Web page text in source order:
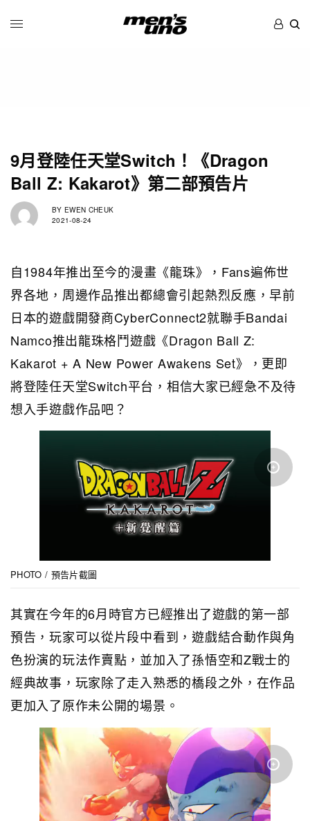
9月登陸任天堂Switch！《Dragon
Ball Z: Kakarot》第二部預告片
BY EWEN CHEUK
2021-08-24
自1984年推出至今的漫畫《龍珠》，Fans遍佈世
界各地，周邊作品推出都總會引起熱烈反應，早前
日本的遊戲開發商CyberConnect2就聯手Bandai
Namco推出龍珠格鬥遊戲《Dragon Ball Z:
Kakarot + A New Power Awakens Set》，更即
將登陸任天堂Switch平台，相信大家已經急不及待
想入手遊戲作品吧？
PHOTO / 預告片截圖
其實在今年的6月時官方已經推出了遊戲的第一部
預告，玩家可以從片段中看到，遊戲結合動作與角
色扮演的玩法作賣點，並加入了孫悟空和Z戰士的
經典故事，玩家除了走入熟悉的橋段之外，在作品
更加入了原作未公開的場景。